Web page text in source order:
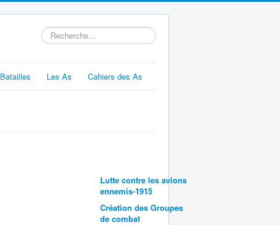
Rechercher
Batailles Les As Cahiers des As
Lutte contre les avions
ennemis-1915
Création des Groupes
de combat